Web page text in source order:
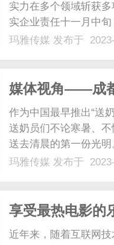
实力在多个领域斩获
实企业责任十一月中
司高峰论坛在四川泸
玛雅传媒 发布于
媒体视角——成
奶箱的那一刻，
作为中国最早推出“送
送奶员们不论寒暑、
送去清晨的第一份光
《界面新闻》、《消
玛雅传媒 发布于
享受最热电影
近年来，随着互联网